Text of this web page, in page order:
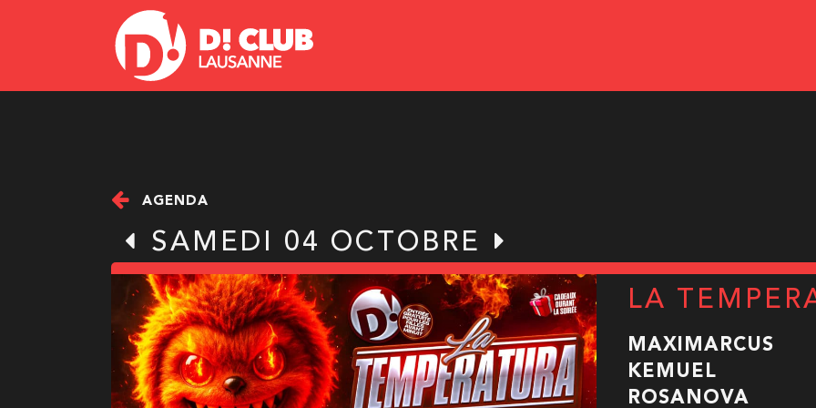
AGENDA
SAMEDI 04 OCTOBRE
LA
MAXIMARCUS
KEMUEL
ROSANOVA